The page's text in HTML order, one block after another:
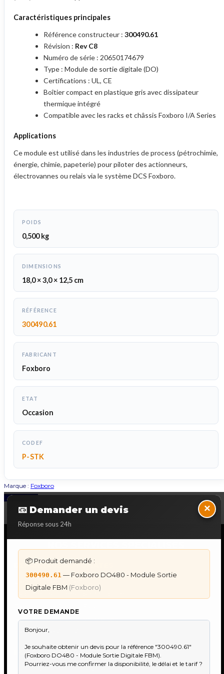
Caractéristiques principales
Référence constructeur : 300490.61
Révision : Rev C8
Numéro de série : 20650174679
Type : Module de sortie digitale (DO)
Certifications : UL, CE
Boîtier compact en plastique gris avec dissipateur
thermique intégré
Compatible avec les racks et châssis Foxboro I/A Series
Applications
Ce module est utilisé dans les industries de process (pétrochimie,
énergie, chimie, papeterie) pour piloter des actionneurs,
électrovannes ou relais via le système DCS Foxboro.
POIDS
0,500 kg
DIMENSIONS
18,0 × 3,0 × 12,5 cm
RÉFÉRENCE
300490.61
FABRICANT
Foxboro
ETAT
Occasion
CODEF
P-STK
Marque : Foxboro
📧 Demander un devis
Réponse sous 24h
×
📦 Produit demandé :
300490.61 — Foxboro DO480 - Module Sortie
Digitale FBM (Foxboro)
VOTRE DEMANDE
Back to Top
DÉPANNAGE AUTOMATES
Dépannage Schneider Modicon
Dépannage Mitsubishi Melsec
Dépannage ABB AC500
IHM & PUPITRES
IHM Lauer PCS — Récupération Programme